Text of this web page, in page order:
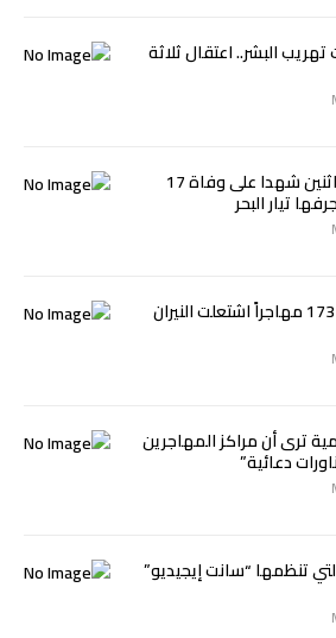
البشر.. اعتقال ثلاثة
جزر البليار: إنقاذ مهاجرَين اثنين شهدا على وفاة 17
تيار البحر
الهجرة عبر المانش: إنقاذ 173 مهاجراً اشتعلت النيران
ترى أن مراكز المهاجرين
دعائية”
تنظمها “سانت إيجيديو”